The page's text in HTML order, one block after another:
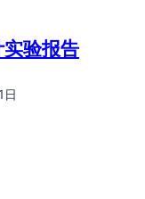
验报告
日